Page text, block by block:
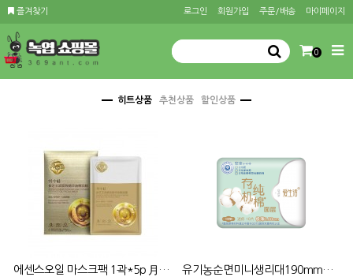
즐겨찾기 로그인 회원가입 주문/배송 마이페이지
0
히트상품 추천상품 할인상품
에센스오일 마스크팩 1곽*5p 月中桂参芝玉润紧致精华油敷面膜 유기농순면미니생리대190mm*10 (쿠폰5)有机纯棉迷你卫生巾